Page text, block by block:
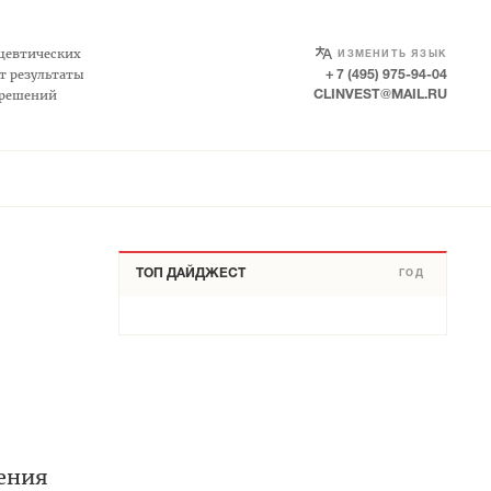
результаты
ИЗМЕНИТЬ ЯЗЫК
SELECT LANGUAGE
+ 7 (495) 975-94-04
CLINVEST@MAIL.RU
ТОП ДАЙДЖЕСТ ГОД